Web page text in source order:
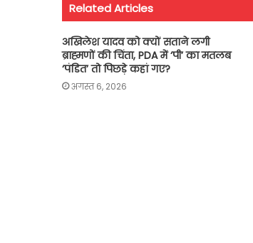
A
p
o
k
e
k
Related Articles
अखिलेश यादव को क्यों सताने लगी
ब्राह्मणों की चिंता, PDA में ‘पी’ का मतलब
‘पंडित’ तो पिछड़े कहां गए?
अगस्त 6, 2026